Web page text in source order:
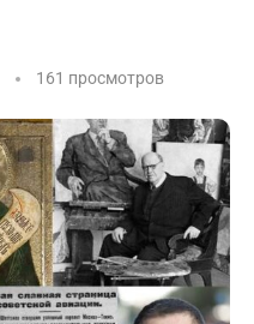
161 просмотров